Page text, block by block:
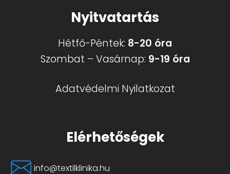
ki
Nyitvatartás
Hétfő-Péntek: 8-20 óra
Szombat – Vasárnap: 9-19 óra
Adatvédelmi Nyilatkozat
Elérhetőségek
info@textilklinika.hu